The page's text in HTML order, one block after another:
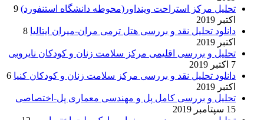
تحلیل مرکز استراحت وینداور(محوطه دانشگاه استنفورد) 9
اکتبر 2019
دانلود تحلیل نقد و بررسی هتل ترمی مران-میران ایتالیا 8
اکتبر 2019
تحلیل و بررسی اقلیمی مرکز سلامت زنان و کودکان نایروبی
7 اکتبر 2019
دانلود تحلیل نقد و بررسی مرکز سلامت زنان و کودکان کنیا 6
اکتبر 2019
تحلیل و بررسی کامل پل و مهندسی معماری پل-اختصاصی
15 سپتامبر 2019